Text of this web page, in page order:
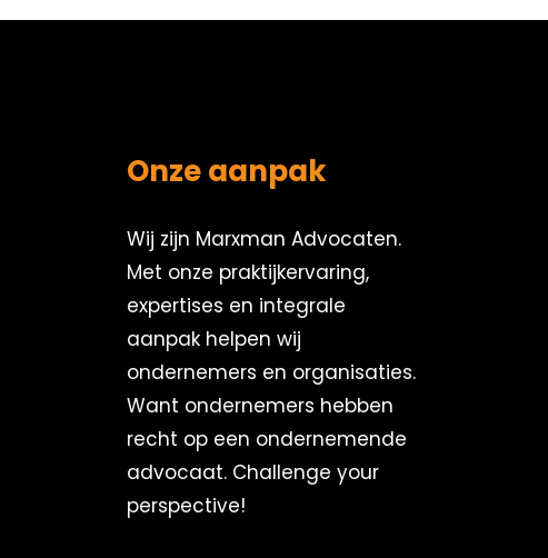
Onze aanpak
Wij zijn Marxman Advocaten.
Met onze praktijkervaring,
expertises en integrale
aanpak helpen wij
ondernemers en organisaties.
Want ondernemers hebben
recht op een ondernemende
advocaat. Challenge your
perspective!